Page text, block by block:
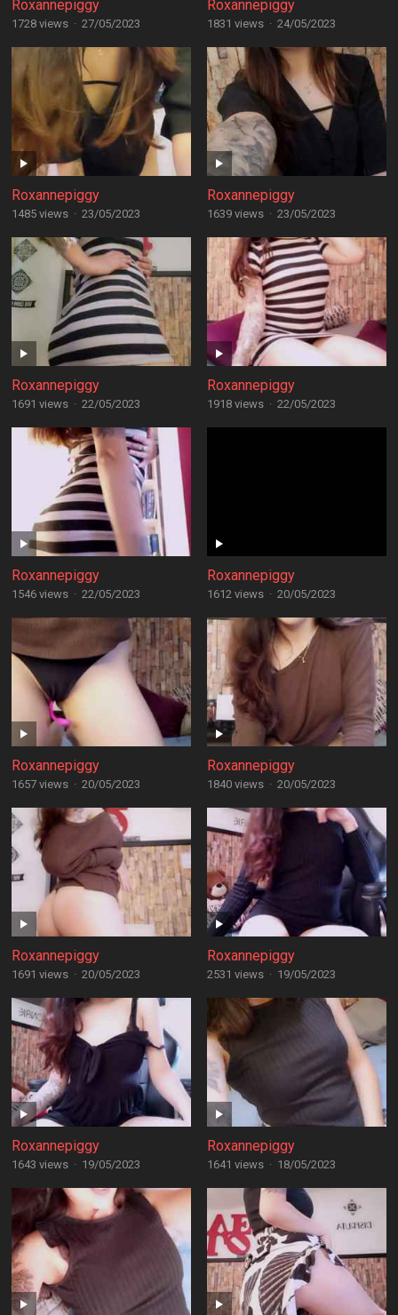
Roxannepiggy
1728 views · 27/05/2023
Roxannepiggy
1831 views · 24/05/2023
Roxannepiggy
1485 views · 23/05/2023
Roxannepiggy
1639 views · 23/05/2023
Roxannepiggy
1691 views · 22/05/2023
Roxannepiggy
1918 views · 22/05/2023
Roxannepiggy
1546 views · 22/05/2023
Roxannepiggy
1612 views · 20/05/2023
Roxannepiggy
1657 views · 20/05/2023
Roxannepiggy
1840 views · 20/05/2023
Roxannepiggy
1691 views · 20/05/2023
Roxannepiggy
2531 views · 19/05/2023
Roxannepiggy
1643 views · 19/05/2023
Roxannepiggy
1641 views · 18/05/2023